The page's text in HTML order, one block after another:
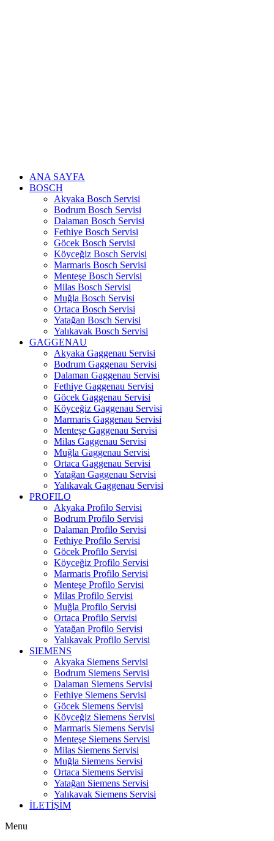
ANA SAYFA
BOSCH
Akyaka Bosch Servisi
Bodrum Bosch Servisi
Dalaman Bosch Servisi
Fethiye Bosch Servisi
Göcek Bosch Servisi
Köyceğiz Bosch Servisi
Marmaris Bosch Servisi
Menteşe Bosch Servisi
Milas Bosch Servisi
Muğla Bosch Servisi
Ortaca Bosch Servisi
Yatağan Bosch Servisi
Yalıkavak Bosch Servisi
GAGGENAU
Akyaka Gaggenau Servisi
Bodrum Gaggenau Servisi
Dalaman Gaggenau Servisi
Fethiye Gaggenau Servisi
Göcek Gaggenau Servisi
Köyceğiz Gaggenau Servisi
Marmaris Gaggenau Servisi
Menteşe Gaggenau Servisi
Milas Gaggenau Servisi
Muğla Gaggenau Servisi
Ortaca Gaggenau Servisi
Yatağan Gaggenau Servisi
Yalıkavak Gaggenau Servisi
PROFILO
Akyaka Profilo Servisi
Bodrum Profilo Servisi
Dalaman Profilo Servisi
Fethiye Profilo Servisi
Göcek Profilo Servisi
Köyceğiz Profilo Servisi
Marmaris Profilo Servisi
Menteşe Profilo Servisi
Milas Profilo Servisi
Muğla Profilo Servisi
Ortaca Profilo Servisi
Yatağan Profilo Servisi
Yalıkavak Profilo Servisi
SIEMENS
Akyaka Siemens Servisi
Bodrum Siemens Servisi
Dalaman Siemens Servisi
Fethiye Siemens Servisi
Göcek Siemens Servisi
Köyceğiz Siemens Servisi
Marmaris Siemens Servisi
Menteşe Siemens Servisi
Milas Siemens Servisi
Muğla Siemens Servisi
Ortaca Siemens Servisi
Yatağan Siemens Servisi
Yalıkavak Siemens Servisi
İLETİŞİM
Menu